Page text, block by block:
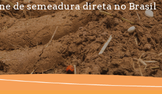
de semeadura direta no Brasil